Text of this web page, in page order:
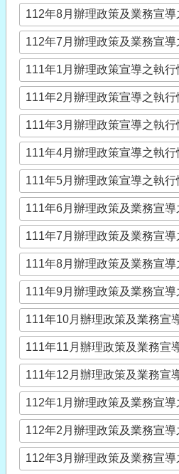
112年8月辦理政策及業務宣
112年7月辦理政策及業務宣
111年1月辦理政策宣導之執行
111年2月辦理政策宣導之執行
111年3月辦理政策宣導之執行
111年4月辦理政策宣導之執行
111年5月辦理政策宣導之執行
111年6月辦理政策及業務宣
111年7月辦理政策及業務宣
111年8月辦理政策及業務宣
111年9月辦理政策及業務宣
111年10月辦理政策及業務宣
111年11月辦理政策及業務宣
111年12月辦理政策及業務宣
112年1月辦理政策及業務宣
112年2月辦理政策及業務宣
112年3月辦理政策及業務宣